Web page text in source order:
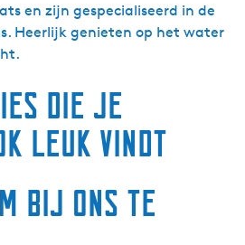
en zijn gespecialiseerd in de
Heerlijk genieten op het water
die je
leuk vindt
bij ons te